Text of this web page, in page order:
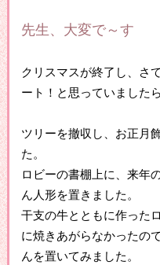
先生、大変で～す
クリスマスが終了し、さ
ート！と思っていました
ツリーを撤収し、お正月
た。
ロビーの書棚上に、来年
ん人形を置きました。
干支の牛とともに作った
に焼きあがらなかったの
んを置いてみました。